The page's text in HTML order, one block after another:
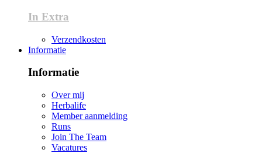
In Extra
Verzendkosten
Informatie
Informatie
Over mij
Herbalife
Member aanmelding
Runs
Join The Team
Vacatures